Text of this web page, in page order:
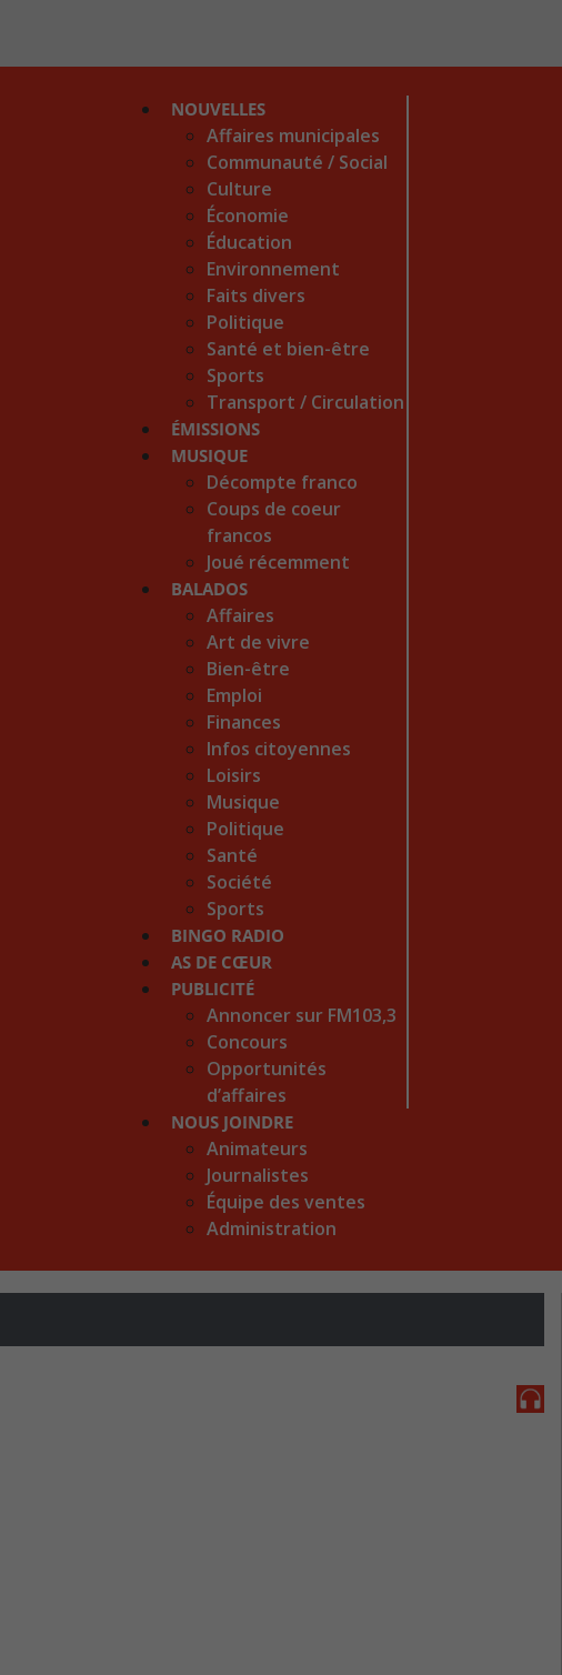
NOUVELLES
Affaires municipales
Communauté / Social
Culture
Économie
Éducation
Environnement
Faits divers
Politique
Santé et bien-être
Sports
Transport / Circulation
ÉMISSIONS
MUSIQUE
Décompte franco
Coups de coeur
francos
Joué récemment
BALADOS
Affaires
Art de vivre
Bien-être
Emploi
Finances
Infos citoyennes
Loisirs
Musique
Politique
Santé
Société
Sports
BINGO RADIO
AS DE CŒUR
PUBLICITÉ
Annoncer sur FM103,3
Concours
Opportunités
d’affaires
NOUS JOINDRE
Animateurs
Journalistes
Équipe des ventes
Administration